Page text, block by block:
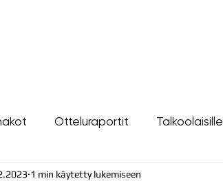
Otteluraportit Talkoolaisille
1 min käytetty lukemiseen